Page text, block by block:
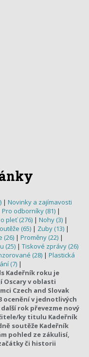
| Novinky a zajímavosti
Pro odborníky (81) |
pleť (276) | Nohy (3) |
(65) | Zuby (13) |
(26) | Proměny (22) |
(25) | Tiskové zprávy (26)
(28) | Plastická
(7) |
Kadeřník roku je
Oscary v oblasti
Czech and Slovak
ocenění v jednotlivých
rok převezme nový
ky titulu Kadeřník
soutěže Kadeřník
pohled ze zákulisí,
či historii